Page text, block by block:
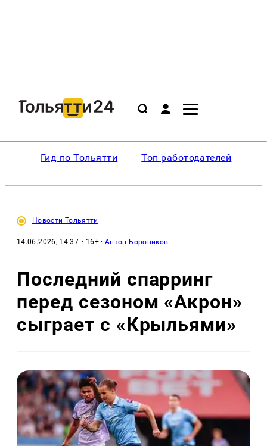
Гид по Тольятти Топ работодателей
Новости Тольятти
14.06.2026, 14:37 · 16+ ·Антон Боровиков
Последний спарринг
перед сезоном «Акрон»
сыграет с «Крыльями»